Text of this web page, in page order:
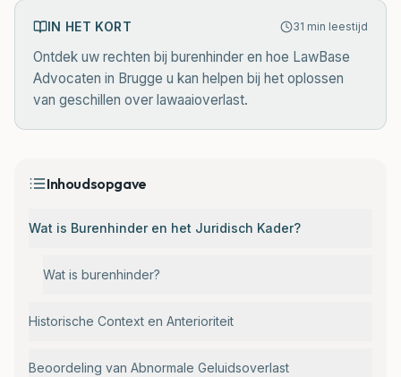
IN HET KORT 31 min leestijd
Ontdek uw rechten bij burenhinder en hoe LawBase
Advocaten in Brugge u kan helpen bij het oplossen
van geschillen over lawaaioverlast.
Inhoudsopgave
Wat is Burenhinder en het Juridisch Kader?
Wat is burenhinder?
Historische Context en Anterioriteit
Beoordeling van Abnormale Geluidsoverlast